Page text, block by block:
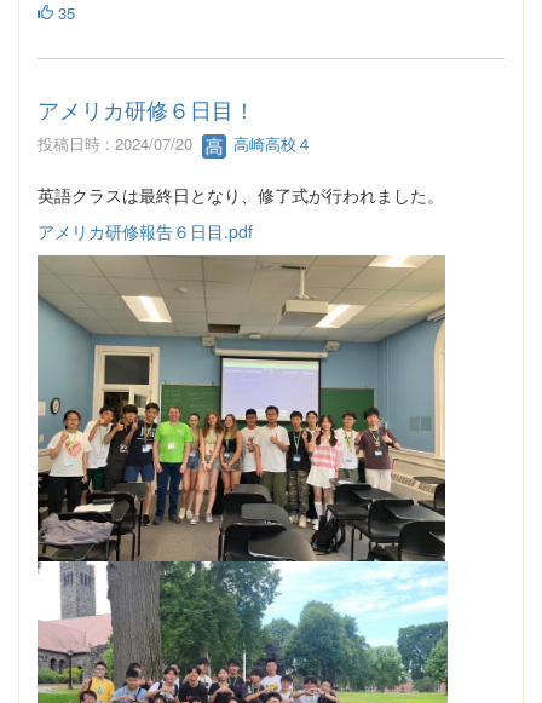
35
アメリカ研修６日目！
投稿日時 : 2024/07/20 高崎高校４
英語クラスは最終日となり、修了式が行われました。
アメリカ研修報告６日目.pdf